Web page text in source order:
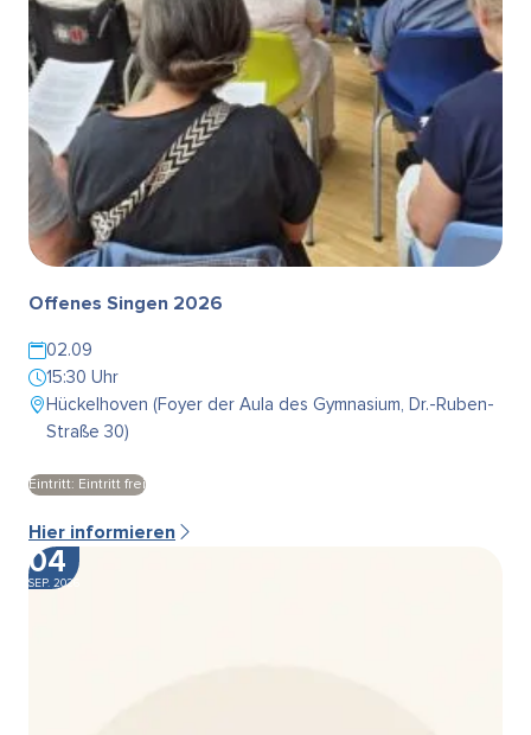
Offenes Singen 2026
02.09
15:30 Uhr
Hückelhoven (Foyer der Aula des Gymnasium, Dr.-Ruben-
Straße 30)
Eintritt: Eintritt frei
Hier informieren
04
SEP. 2026